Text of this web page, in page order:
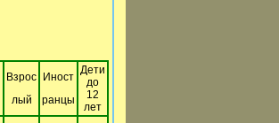
Взрос
лый
Иност
ранцы
Дети
до
12
лет